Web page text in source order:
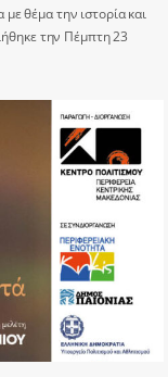
θέμα την ιστορία και
την Πέμπτη 23